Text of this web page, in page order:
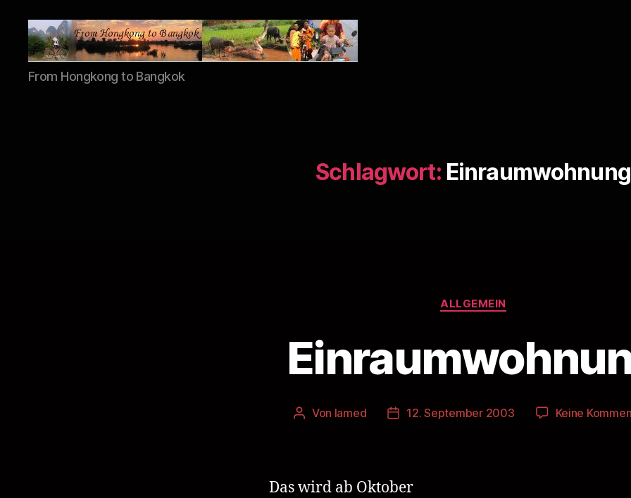
Asiacycle
From Hongkong to Bangkok
Schlagwort: Einraumwohnung
Kategorien
ALLGEMEIN
Beitragsautor
Von lamed Veröffentlichungsdatum
12. September 2003 Keine
Das wird ab Oktober